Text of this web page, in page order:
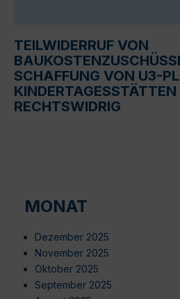
TEILWIDERRUF VON
SCHAFFUNG VON U3-
KINDERTAGESSTÄTTEN
RECHTSWIDRIG
MONAT
Dezember 2025
November 2025
Oktober 2025
September 2025